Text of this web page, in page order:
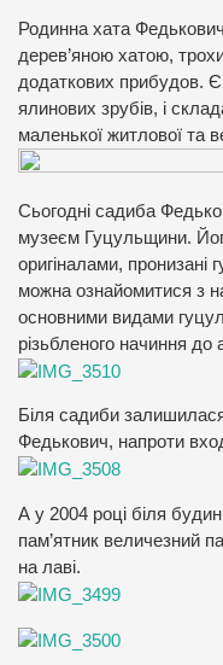
Родинна хата
дерев’яною хатою,
додаткових прибудов.
ялинових зрубів, і
маленької житлової та
Сьогодні садиба
музеєм Гуцульщини.
оригіналами,
можна ознайомитися з
основними видами
різьбленого начиння до
Біля садиби
Федькович, напроти
А у 2004 році біля
пам’ятник величезний
на лаві.